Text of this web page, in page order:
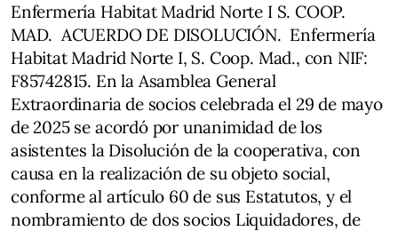
Enfermería Habitat Madrid Norte I S. COOP.
MAD. ACUERDO DE DISOLUCIÓN. Enfermería
Habitat Madrid Norte I, S. Coop. Mad., con NIF:
F85742815. En la Asamblea General
Extraordinaria de socios celebrada el 29 de mayo
de 2025 se acordó por unanimidad de los
asistentes la Disolución de la cooperativa, con
causa en la realización de su objeto social,
conforme al artículo 60 de sus Estatutos, y el
nombramiento de dos socios Liquidadores, de